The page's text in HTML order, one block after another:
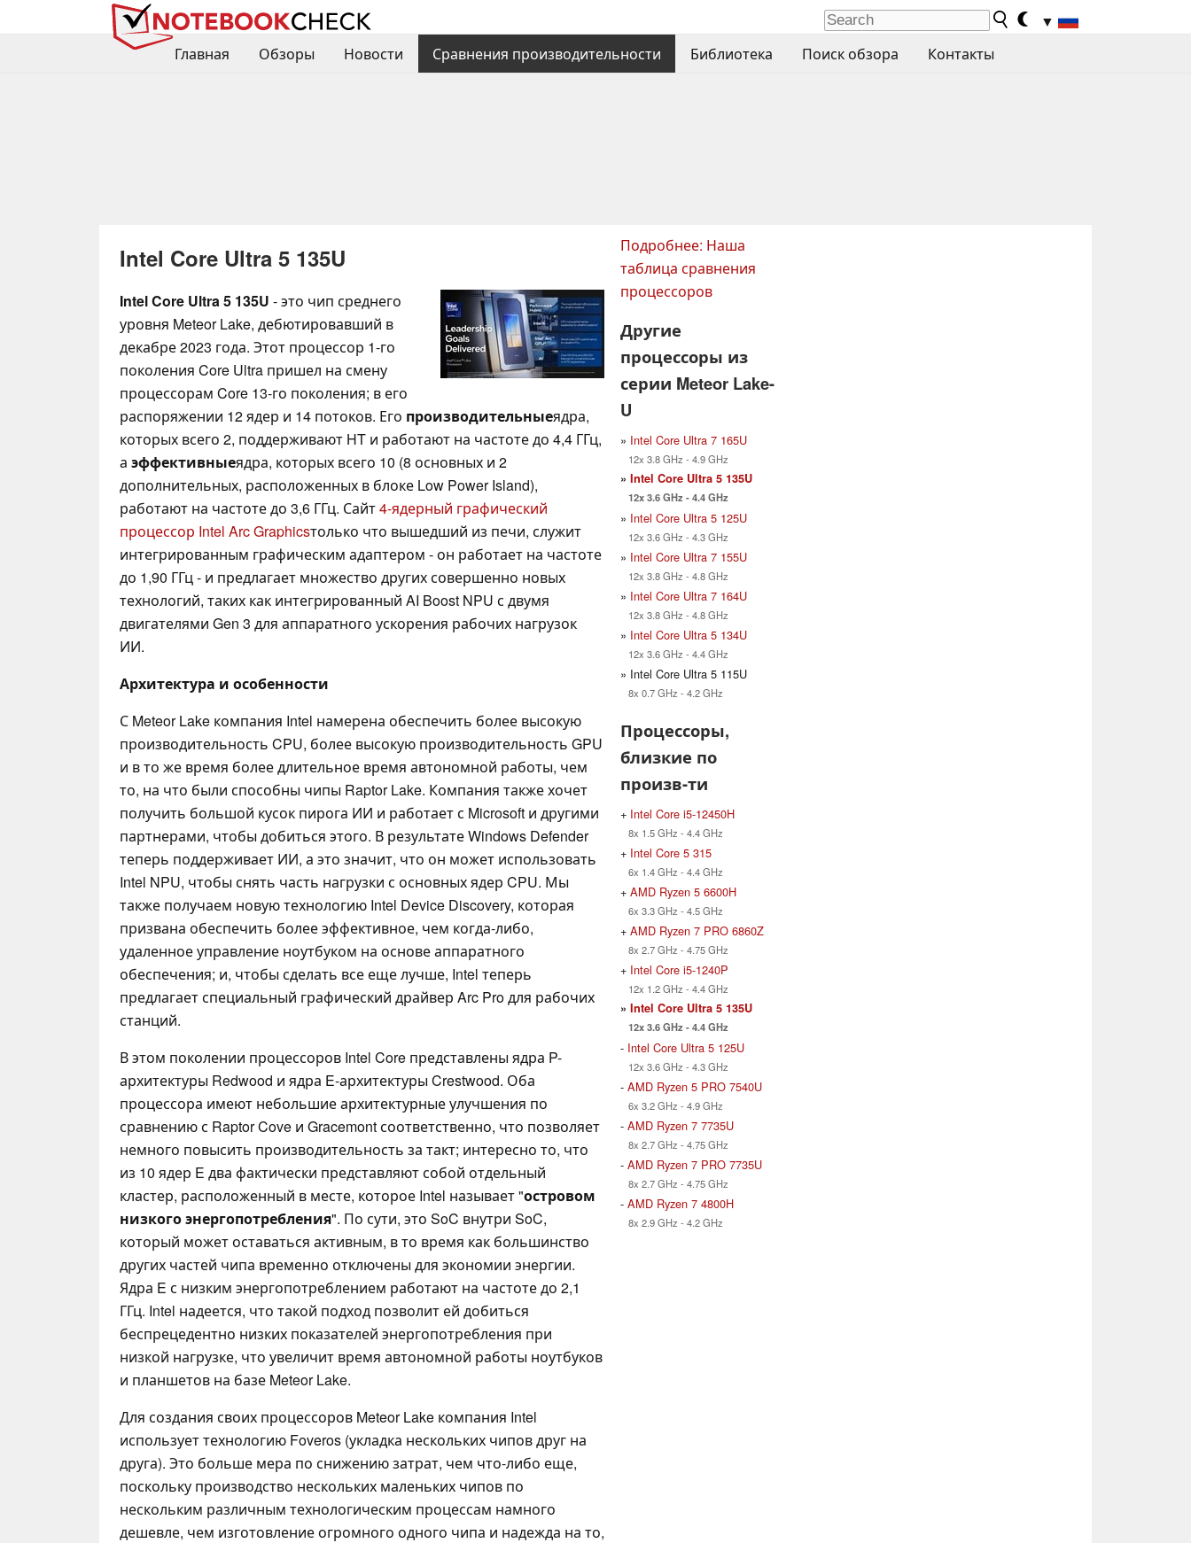
▼
Главная
Обзоры Новости Сравнения производительности Библиотека Поиск обзора Контакты
Intel Core Ultra 5 135U
Intel Core Ultra 5 135U - это чип среднего
уровня Meteor Lake, дебютировавший в
декабре 2023 года. Этот процессор 1-го
поколения Core Ultra пришел на смену
процессорам Core 13-го поколения; в его
распоряжении 12 ядер и 14 потоков. Его производительныеядра,
которых всего 2, поддерживают HT и работают на частоте до 4,4 ГГц,
а эффективныеядра, которых всего 10 (8 основных и 2
дополнительных, расположенных в блоке Low Power Island),
работают на частоте до 3,6 ГГц. Сайт4-ядерный графический
процессор Intel Arc Graphicsтолько что вышедший из печи, служит
интегрированным графическим адаптером - он работает на частоте
до 1,90 ГГц - и предлагает множество других совершенно новых
технологий, таких как интегрированный AI Boost NPU с двумя
двигателями Gen 3 для аппаратного ускорения рабочих нагрузок
ИИ.
Архитектура и особенности
С Meteor Lake компания Intel намерена обеспечить более высокую
производительность CPU, более высокую производительность GPU
и в то же время более длительное время автономной работы, чем
то, на что были способны чипы Raptor Lake. Компания также хочет
получить большой кусок пирога ИИ и работает с Microsoft и другими
партнерами, чтобы добиться этого. В результате Windows Defender
теперь поддерживает ИИ, а это значит, что он может использовать
Intel NPU, чтобы снять часть нагрузки с основных ядер CPU. Мы
также получаем новую технологию Intel Device Discovery, которая
призвана обеспечить более эффективное, чем когда-либо,
удаленное управление ноутбуком на основе аппаратного
обеспечения; и, чтобы сделать все еще лучше, Intel теперь
предлагает специальный графический драйвер Arc Pro для рабочих
станций.
В этом поколении процессоров Intel Core представлены ядра P-
архитектуры Redwood и ядра E-архитектуры Crestwood. Оба
процессора имеют небольшие архитектурные улучшения по
сравнению с Raptor Cove и Gracemont соответственно, что позволяет
немного повысить производительность за такт; интересно то, что
из 10 ядер E два фактически представляют собой отдельный
кластер, расположенный в месте, которое Intel называет "островом
низкого энергопотребления". По сути, это SoC внутри SoC,
который может оставаться активным, в то время как большинство
других частей чипа временно отключены для экономии энергии.
Ядра E с низким энергопотреблением работают на частоте до 2,1
ГГц. Intel надеется, что такой подход позволит ей добиться
беспрецедентно низких показателей энергопотребления при
низкой нагрузке, что увеличит время автономной работы ноутбуков
и планшетов на базе Meteor Lake.
Для создания своих процессоров Meteor Lake компания Intel
использует технологию Foveros (укладка нескольких чипов друг на
друга). Это больше мера по снижению затрат, чем что-либо еще,
поскольку производство нескольких маленьких чипов по
нескольким различным технологическим процессам намного
дешевле, чем изготовление огромного одного чипа и надежда на то,
Подробнее: Наша
таблица сравнения
процессоров
Другие
процессоры из
серии Meteor Lake-
U
» Intel Core Ultra 7 165U
12x 3.8 GHz - 4.9 GHz
» Intel Core Ultra 5 135U
12x 3.6 GHz - 4.4 GHz
» Intel Core Ultra 5 125U
12x 3.6 GHz - 4.3 GHz
» Intel Core Ultra 7 155U
12x 3.8 GHz - 4.8 GHz
» Intel Core Ultra 7 164U
12x 3.8 GHz - 4.8 GHz
» Intel Core Ultra 5 134U
12x 3.6 GHz - 4.4 GHz
» Intel Core Ultra 5 115U
8x 0.7 GHz - 4.2 GHz
Процессоры,
близкие по
произв-ти
+ Intel Core i5-12450H
8x 1.5 GHz - 4.4 GHz
+ Intel Core 5 315
6x 1.4 GHz - 4.4 GHz
+ AMD Ryzen 5 6600H
6x 3.3 GHz - 4.5 GHz
+ AMD Ryzen 7 PRO 6860Z
8x 2.7 GHz - 4.75 GHz
+ Intel Core i5-1240P
12x 1.2 GHz - 4.4 GHz
» Intel Core Ultra 5 135U
12x 3.6 GHz - 4.4 GHz
- Intel Core Ultra 5 125U
12x 3.6 GHz - 4.3 GHz
- AMD Ryzen 5 PRO 7540U
6x 3.2 GHz - 4.9 GHz
- AMD Ryzen 7 7735U
8x 2.7 GHz - 4.75 GHz
- AMD Ryzen 7 PRO 7735U
8x 2.7 GHz - 4.75 GHz
- AMD Ryzen 7 4800H
8x 2.9 GHz - 4.2 GHz